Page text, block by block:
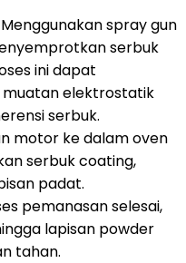
Menggunakan spray gun
serbuk
ini dapat
elektrostatik
serbuk.
motor ke dalam oven
serbuk coating,
padat.
pemanasan selesai,
lapisan powder
tahan.